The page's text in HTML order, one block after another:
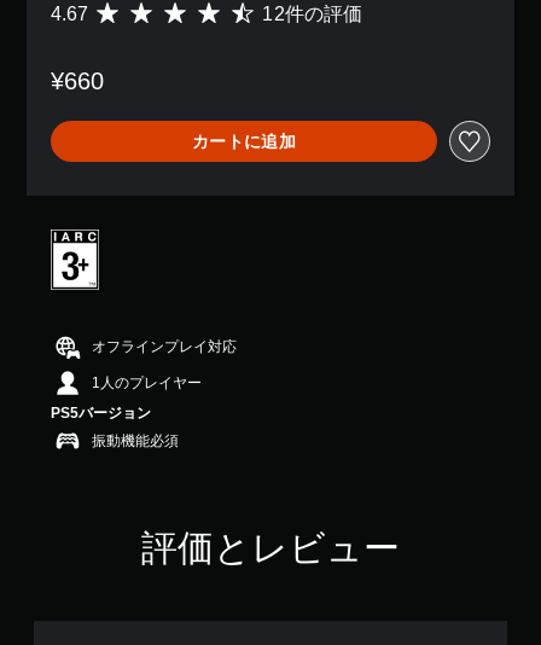
評
は
2
、
平
価
は
中
4
.
7
4.67 12件の評価
¥660
カートに追加
オフラインプレイ対応
1人のプレイヤー
PS5バージョン
振動機能必須
評価とレビュー